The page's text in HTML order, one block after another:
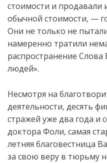
стоимости и продавали
обычной стоимости, —
Они не только не
намеренно тратили
распространение
людей».
Несмотря на
деятельности, десять
стражей уже два года и
доктора Фоли, самая
летняя благовестница
за свою веру в тюрьму